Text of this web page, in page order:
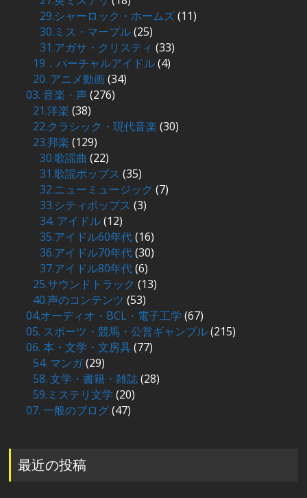
29.シャーロック・ホームズ(11)
30.ミス・マープル(25)
31.アガサ・クリスティ (33)
19．バーチャルアイドル(4)
20. アニメ動画(34)
03. 音楽・声(276)
21.洋楽 (38)
22.クラシック・現代音楽 (30)
23.邦楽 (129)
30.歌謡曲 (22)
31.歌謡ポップス (35)
32.ニューミュージック (7)
33.シティポップス (3)
34. アイドル(12)
35.アイドル60年代(16)
36.アイドル70年代(30)
37.アイドル80年代(6)
25.サウンドトラック (13)
40.声のコンテンツ (53)
04.オーディオ・BCL・電子工学 (67)
05. スポーツ・競馬・公営ギャンブル(215)
06. 本・文学・文房具(77)
54. マンガ(29)
58. 文学・書籍・雑誌(28)
59.ミステリ文学 (20)
07. 一般のブログ(47)
最近の投稿